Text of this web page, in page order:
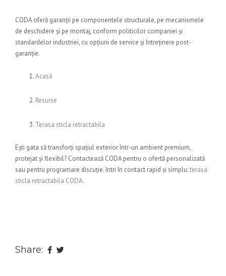
CODA oferă garanții pe componentele structurale, pe mecanismele
de deschidere și pe montaj, conform politicilor companiei și
standardelor industriei, cu opțiuni de service și întreținere post-
garanție.
Acasă
Resurse
Terasa sticla retractabila
Ești gata să transforți spațiul exterior într-un ambient premium,
protejat și flexibil? Contactează CODA pentru o ofertă personalizată
sau pentru programare discuție. Intri în contact rapid și simplu:terasa
sticla retractabila CODA.
Share: